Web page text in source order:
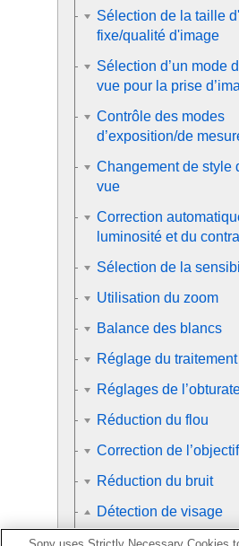
Sélection de la taille
fixe/qualité d'image
Sélection d’un mode
vue pour la prise
Contrôle des modes
d’exposition/de
Changement de style
vue
Correction
luminosité et du
Sélection de la
Utilisation du zoom
Balance des blancs
Réglage du traitement
Réglages de
Réduction du flou
Correction de l’objectif
Réduction du bruit
Détection de visage